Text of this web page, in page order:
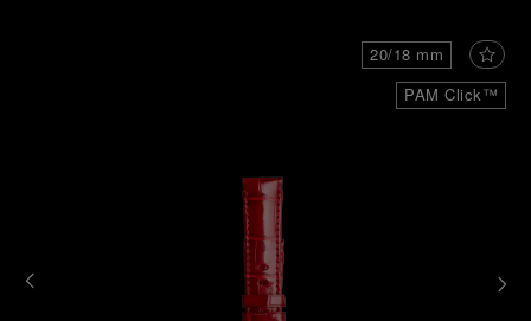
PAM Click™
20/18 mm